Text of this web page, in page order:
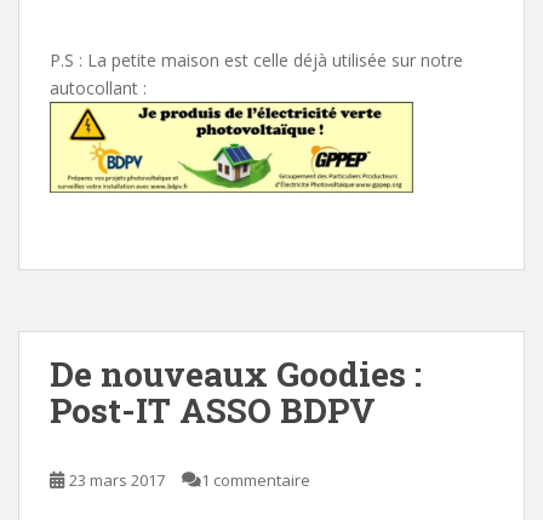
P.S : La petite maison est celle déjà utilisée sur notre
autocollant :
De nouveaux Goodies :
Post-IT ASSO BDPV
23 mars 2017 1 commentaire